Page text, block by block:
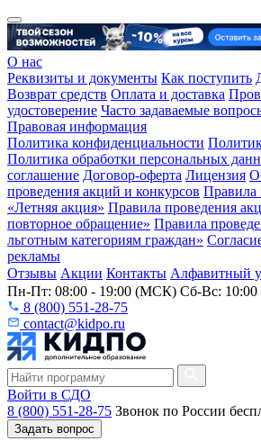
О нас
Реквизиты и документы Как поступить
Возврат средств Оплата и доставка
удостоверение Часто задаваемые
Правовая информация
Политика конфиденциальности
Политика обработки персональных
соглашение Договор-оферта Лицензия
проведения акций и конкурсов Правила
«Летняя акция» Правила проведения
повторное обращение» Правила
льготным категориям граждан»
рекламы
Отзывы Акции Контакты Алфавитный
Пн-Пт: 08:00 - 19:00 (МСК) Сб-Вс:
8 (800) 551-28-75
contact@kidpo.ru
Войти в СДО
8 (800) 551-28-75 Звонок по России
Задать вопрос